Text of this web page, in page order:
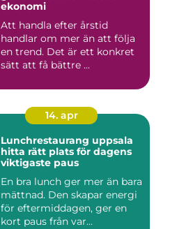
ekonomi
Att handla efter årstid
handlar om mer än att följa
en trend. Det är ett konkret
sätt att få bättre ...
14. apr
Lunchrestaurang uppsala
hitta rätt plats för dagens
viktigaste paus
En bra lunch ger mer än bara
mättnad. Den skapar energi
för eftermiddagen, ger en
kort paus från var...